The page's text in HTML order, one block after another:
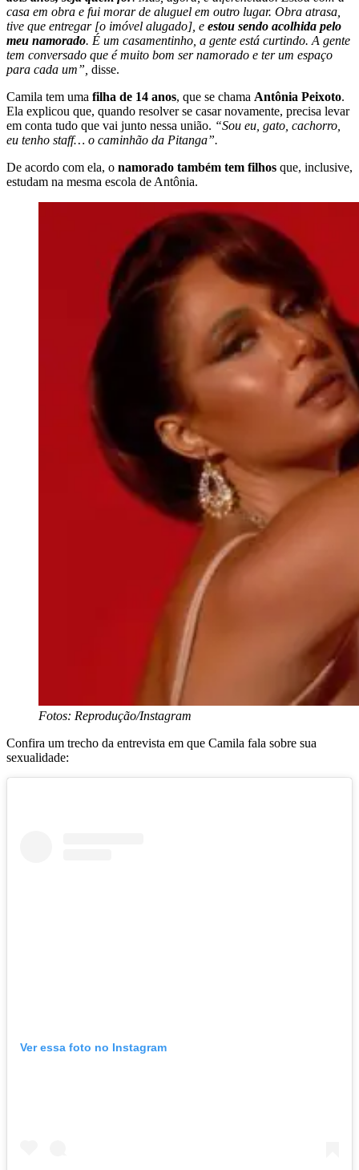
casa em obra e fui morar de aluguel em outro lugar. Obra atrasa,
tive que entregar [o imóvel alugado], e estou sendo acolhida pelo
meu namorado. É um casamentinho, a gente está curtindo. A gente
tem conversado que é muito bom ser namorado e ter um espaço
para cada um”, disse.
Camila tem uma filha de 14 anos, que se chama Antônia Peixoto.
Ela explicou que, quando resolver se casar novamente, precisa levar
em conta tudo que vai junto nessa união. “Sou eu, gato, cachorro,
eu tenho staff… o caminhão da Pitanga”.
De acordo com ela, o namorado também tem filhos que, inclusive,
estudam na mesma escola de Antônia.
Fotos: Reprodução/Instagram
Confira um trecho da entrevista em que Camila fala sobre sua
sexualidade:
Ver essa foto no Instagram